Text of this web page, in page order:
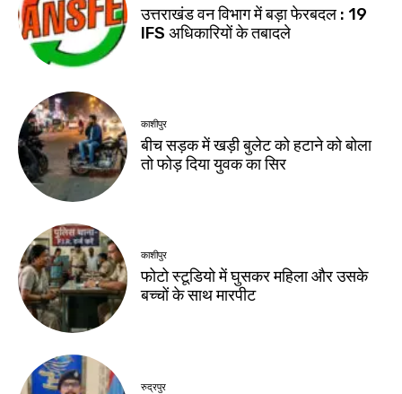
उत्तराखंड वन विभाग में बड़ा फेरबदल : 19
IFS अधिकारियों के तबादले
काशीपुर
बीच सड़क में खड़ी बुलेट को हटाने को बोला
तो फोड़ दिया युवक का सिर
काशीपुर
फोटो स्टूडियो में घुसकर महिला और उसके
बच्चों के साथ मारपीट
रुद्रपुर